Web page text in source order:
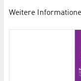
Weitere